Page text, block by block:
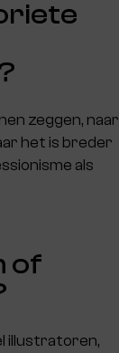
zeggen, naar
het is breder
als
of
illustratoren,